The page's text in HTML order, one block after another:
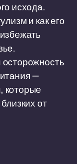
исхода.
и как его
—
которые
от